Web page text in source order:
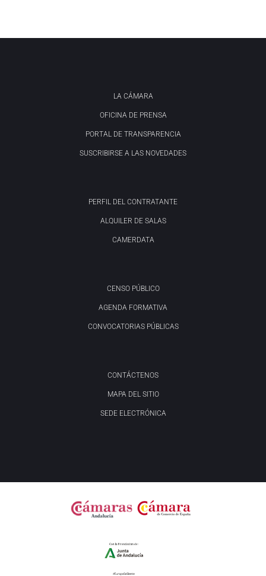
LA CÁMARA
OFICINA DE PRENSA
PORTAL DE TRANSPARENCIA
SUSCRIBIRSE A LAS NOVEDADES
PERFIL DEL CONTRATANTE
ALQUILER DE SALAS
CAMERDATA
CENSO PÚBLICO
AGENDA FORMATIVA
CONVOCATORIAS PÚBLICAS
CONTÁCTENOS
MAPA DEL SITIO
SEDE ELECTRÓNICA